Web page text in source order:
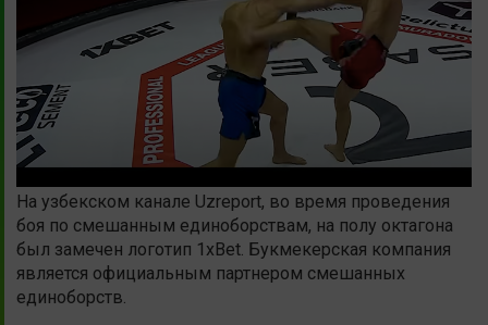
На узбекском канале Uzreport, во время проведения
боя по смешанным единоборствам, на полу октагона
был замечен логотип 1xBet. Букмекерская компания
является официальным партнером смешанных
единоборств.